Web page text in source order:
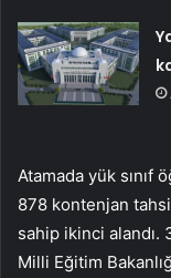
Atamada yük
878 kontenjan
sahip ikinci
Milli Eğitim